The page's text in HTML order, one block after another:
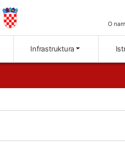
O
Infrastruktura